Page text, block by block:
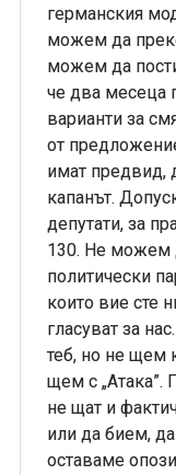
германския
можем да
можем да
че два месеца
варианти за
от
имат предвид,
капанът.
депутати, за
130. Не можем
политически
които вие сте
гласуват за
теб, но не щем
щем с „Атака”.
не щат и
или да бием,
оставаме